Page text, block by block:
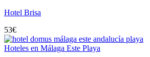
Hotel Brisa
53€
Hoteles en Málaga Este Playa